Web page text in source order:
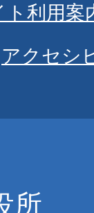
ト利用案
アクセシ
所